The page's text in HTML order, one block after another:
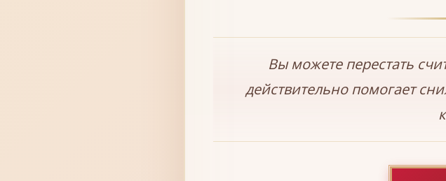
Вы можете перестать
действительно помогает